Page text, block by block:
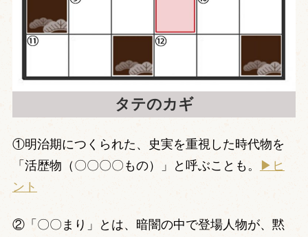
タテのカギ
①明治期につくられた、史実を重視した時代物を
「活歴物（〇〇〇〇もの）」と呼ぶことも。
▶ヒ
ント
②「〇〇まり」とは、暗闇の中で登場人物が、黙